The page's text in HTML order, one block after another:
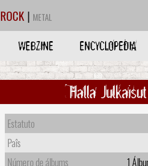
ROCK | METAL
WEBZINE ENCYCLOPEDIA
Halla Julkaisut
Estatuto
Paîs
Número de álbums
1